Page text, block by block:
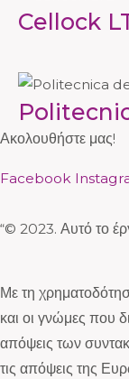
Cellock
Ακολουθήστε μας!
Facebook
“© 2023. Αυτό το
Με τη
και οι γνώμες που
απόψεις των
τις απόψεις της